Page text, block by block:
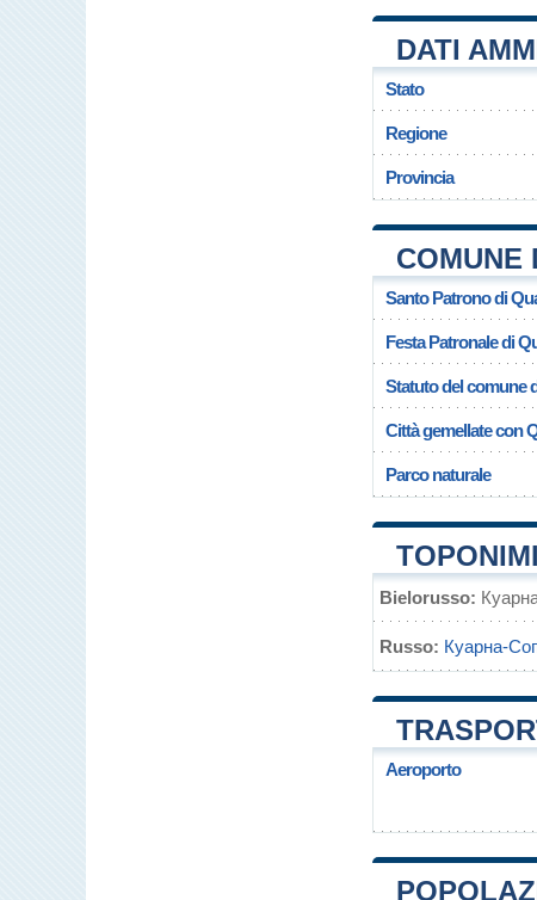
DATI
Stato
Regione
Provincia
COMUNE
Santo Patrono di
Festa Patronale di
Statuto del comune
Città gemellate con
Parco naturale
Bielorusso:
Russo: Куарна-
Aeroporto